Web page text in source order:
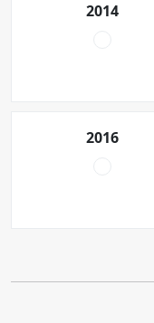
2014
2016